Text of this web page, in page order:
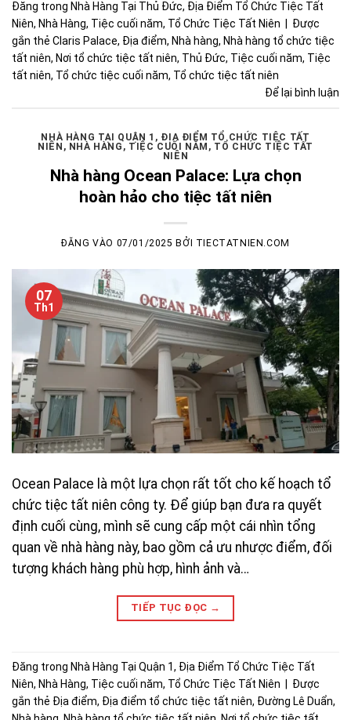
Đăng trong Nhà Hàng Tại Thủ Đức, Địa Điểm Tổ Chức Tiệc Tất
Niên, Nhà Hàng, Tiệc cuối năm, Tổ Chức Tiệc Tất Niên
Được
gắn thẻ Claris Palace, Địa điểm, Nhà hàng, Nhà hàng tổ chức tiệc
tất niên, Nơi tổ chức tiệc tất niên, Thủ Đức, Tiệc cuối năm, Tiệc
tất niên, Tổ chức tiệc cuối năm, Tổ chức tiệc tất niên
Để lại bình luận
NHÀ HÀNG TẠI QUẬN 1 , ĐỊA ĐIỂM TỔ CHỨC TIỆC TẤT
NIÊN , NHÀ HÀNG , TIỆC CUỐI NĂM , TỔ CHỨC TIỆC TẤT
NIÊN
Nhà hàng Ocean Palace: Lựa chọn
hoàn hảo cho tiệc tất niên
ĐĂNG VÀO 07/01/2025 BỞI TIECTATNIEN.COM
07
Th1
Ocean Palace là một lựa chọn rất tốt cho kế hoạch tổ
chức tiệc tất niên công ty. Để giúp bạn đưa ra quyết
định cuối cùng, mình sẽ cung cấp một cái nhìn tổng
quan về nhà hàng này, bao gồm cả ưu nhược điểm, đối
tượng khách hàng phù hợp, hình ảnh và…
TIẾP TỤC ĐỌC →
Đăng trong Nhà Hàng Tại Quận 1, Địa Điểm Tổ Chức Tiệc Tất
Niên, Nhà Hàng, Tiệc cuối năm, Tổ Chức Tiệc Tất Niên
Được
gắn thẻ Địa điểm, Địa điểm tổ chức tiệc tất niên, Đường Lê Duẩn,